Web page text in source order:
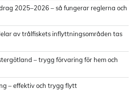
2025–2026 – så fungerar reglerna och
av trålfiskets inflyttningsområden tas
– trygg förvaring för hem och
– effektiv och trygg flytt